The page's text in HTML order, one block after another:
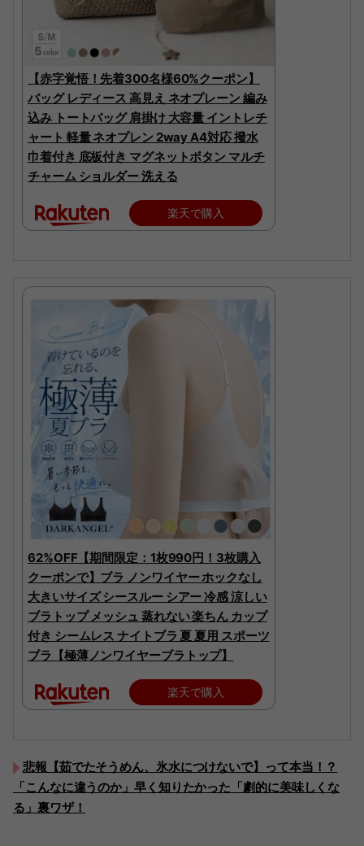
【赤字覚悟！先着300名様60%クーポン】
バッグ レディース 高見え ネオプレーン 編み
込み トートバッグ 肩掛け 大容量 イントレチ
ャート 軽量 ネオプレン 2way A4対応 撥水
巾着付き 底板付き マグネットボタン マルチ
チャーム ショルダー 洗える
楽天で購入
62%OFF【期間限定：1枚990円！3枚購入
クーポンで】ブラ ノンワイヤー ホックなし
大きいサイズ シースルー シアー 冷感 涼しい
ブラトップ メッシュ 蒸れない 楽ちん カップ
付き シームレス ナイトブラ 夏 夏用 スポーツ
ブラ【極薄ノンワイヤーブラトップ】
楽天で購入
悲報【茹でたそうめん、氷水につけないで】って本当！？
「こんなに違うのか」早く知りたかった「劇的に美味しくな
る」裏ワザ！